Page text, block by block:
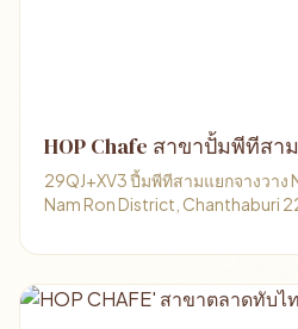
HOP Chafe สาขาปั้มพีทีสา
29QJ+XV3 ปี้มพีทีสามแยกจางวาง
Nam Ron District, Chanthaburi